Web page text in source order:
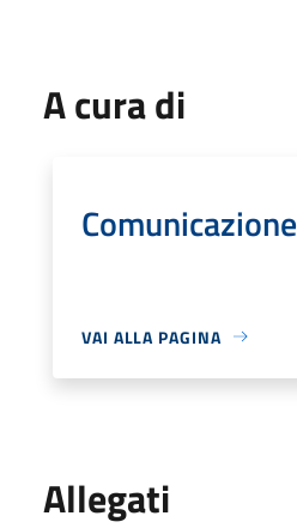
A cura di
Comunicazione
VAI ALLA PAGINA
Allegati